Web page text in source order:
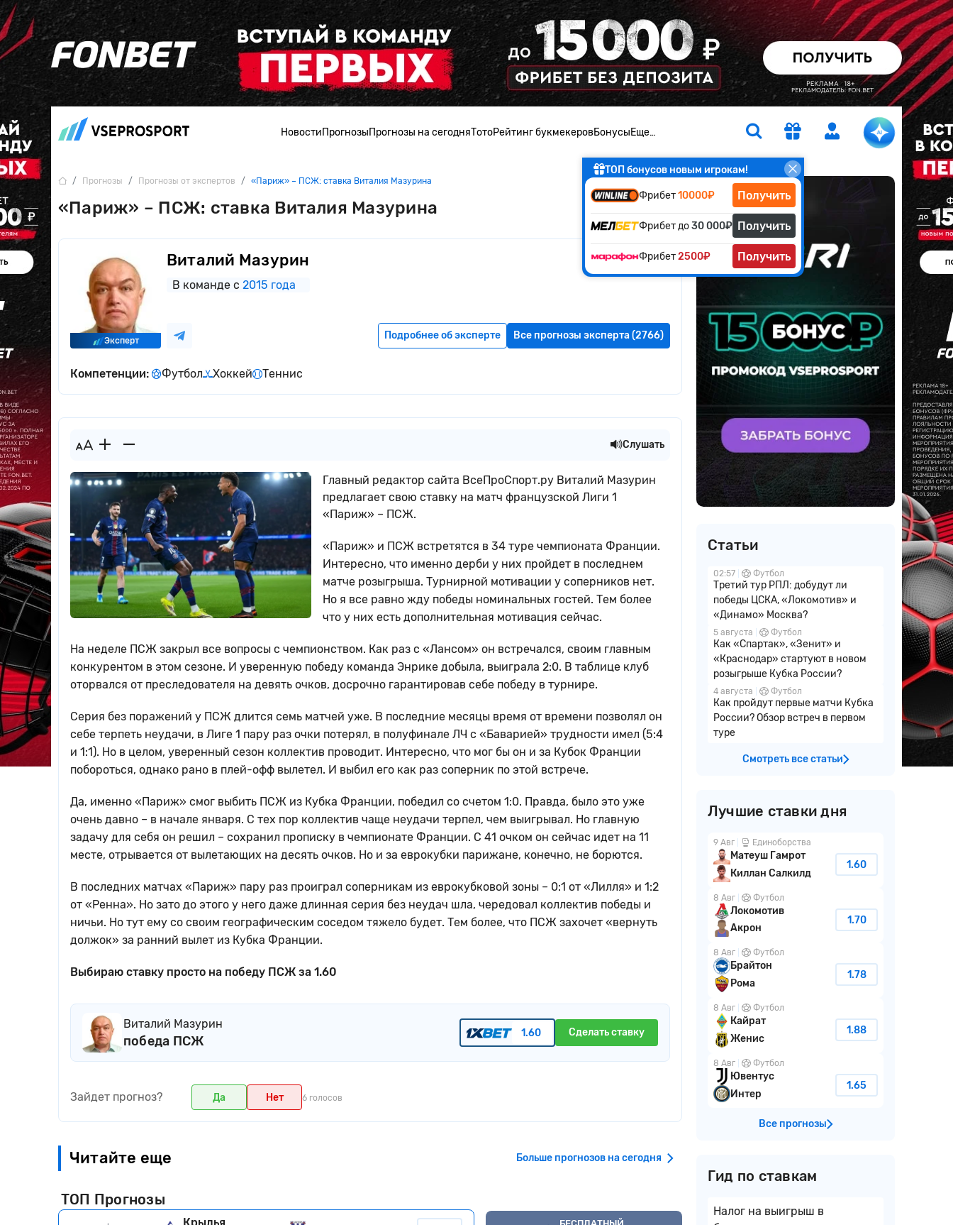
НовостиПрогнозыПрогнозы на сегодняТотоРейтинг букмекеровБонусыЕще…
ТОП бонусов новым игрокам!
Фрибет10000₽ Получить
Фрибет до30 000₽ Получить
Фрибет2500₽ Получить
«Париж» – ПСЖ: ставка Виталия Мазурина
Прогнозы Прогнозы от экспертов «Париж» – ПСЖ: ставка Виталия Мазурина
Эксперт
Виталий Мазурин
В команде с 2015 года
Подробнее об эксперте Все прогнозы эксперта (2766)
Компетенции: Футбол Хоккей Теннис
Слушать
Главный редактор сайта ВсеПроСпорт.ру Виталий Мазурин
предлагает свою ставку на матч французской Лиги 1
«Париж» – ПСЖ.
«Париж» и ПСЖ встретятся в 34 туре чемпионата Франции.
Интересно, что именно дерби у них пройдет в последнем
матче розыгрыша. Турнирной мотивации у соперников нет.
Но я все равно жду победы номинальных гостей. Тем более
что у них есть дополнительная мотивация сейчас.
На неделе ПСЖ закрыл все вопросы с чемпионством. Как раз с «Лансом» он встречался, своим главным
конкурентом в этом сезоне. И уверенную победу команда Энрике добыла, выиграла 2:0. В таблице клуб
оторвался от преследователя на девять очков, досрочно гарантировав себе победу в турнире.
Серия без поражений у ПСЖ длится семь матчей уже. В последние месяцы время от времени позволял он
себе терпеть неудачи, в Лиге 1 пару раз очки потерял, в полуфинале ЛЧ с «Баварией» трудности имел (5:4
и 1:1). Но в целом, уверенный сезон коллектив проводит. Интересно, что мог бы он и за Кубок Франции
побороться, однако рано в плей-офф вылетел. И выбил его как раз соперник по этой встрече.
Да, именно «Париж» смог выбить ПСЖ из Кубка Франции, победил со счетом 1:0. Правда, было это уже
очень давно – в начале января. С тех пор коллектив чаще неудачи терпел, чем выигрывал. Но главную
задачу для себя он решил – сохранил прописку в чемпионате Франции. С 41 очком он сейчас идет на 11
месте, отрывается от вылетающих на десять очков. Но и за еврокубки парижане, конечно, не борются.
В последних матчах «Париж» пару раз проиграл соперникам из еврокубковой зоны – 0:1 от «Лилля» и 1:2
от «Ренна». Но зато до этого у него даже длинная серия без неудач шла, чередовал коллектив победы и
ничьи. Но тут ему со своим географическим соседом тяжело будет. Тем более, что ПСЖ захочет «вернуть
должок» за ранний вылет из Кубка Франции.
Выбираю ставку просто на победу ПСЖ за 1.60
Виталий Мазурин
победа ПСЖ 1.60 Сделать ставку
Зайдет прогноз? Да Нет 6 голосов
Читайте еще Больше прогнозов на сегодня
ТОП Прогнозы
Статьи
02:57 Футбол
Третий тур РПЛ: добудут ли
победы ЦСКА, «Локомотив» и
«Динамо» Москва?
5 августа Футбол
Как «Спартак», «Зенит» и
«Краснодар» стартуют в новом
розыгрыше Кубка России?
4 августа Футбол
Как пройдут первые матчи Кубка
России? Обзор встреч в первом
туре
Смотреть все статьи
Лучшие ставки дня
9 Авг Единоборства
Матеуш Гамрот
Киллан Салкилд
1.60
8 Авг Футбол
Локомотив
Акрон
1.70
8 Авг Футбол
Брайтон
Рома
1.78
8 Авг Футбол
Кайрат
Женис
1.88
8 Авг Футбол
Ювентус
Интер
1.65
Все прогнозы
Гид по ставкам
Налог на выигрыш в